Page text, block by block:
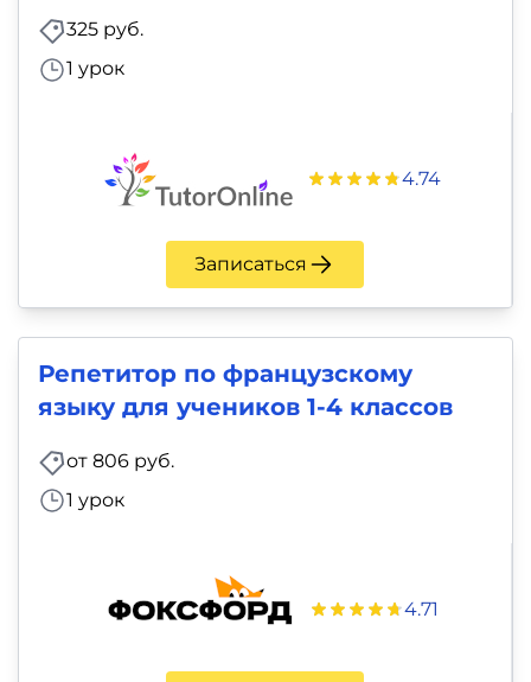
325 руб.
1 урок
4.74
Записаться
Репетитор по французскому
языку для учеников 1-4 классов
от 806 руб.
1 урок
4.71
фото,
аудио
Иностранный
язык
детей
Красота,
здоровье,
фитнес
Психология
саморазвитие